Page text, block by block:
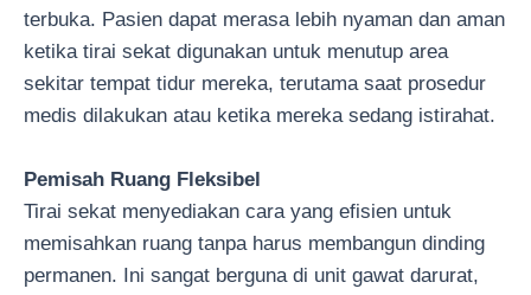
terbuka. Pasien dapat merasa lebih nyaman dan aman
ketika tirai sekat digunakan untuk menutup area
sekitar tempat tidur mereka, terutama saat prosedur
medis dilakukan atau ketika mereka sedang istirahat.
Pemisah Ruang Fleksibel
Tirai sekat menyediakan cara yang efisien untuk
memisahkan ruang tanpa harus membangun dinding
permanen. Ini sangat berguna di unit gawat darurat,